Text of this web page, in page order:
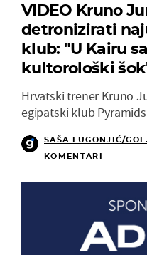
VIDEO Kruno
detronizirati
klub: "U Kairu
kultorološki
Hrvatski trener Kruno
egipatski klub
SAŠA LUGONJIĆ/
KOMENTARI